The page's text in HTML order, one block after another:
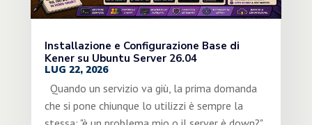
Installazione e Configurazione Base di
Kener su Ubuntu Server 26.04
LUG 22, 2026
Quando un servizio va giù, la prima domanda
che si pone chiunque lo utilizzi è sempre la